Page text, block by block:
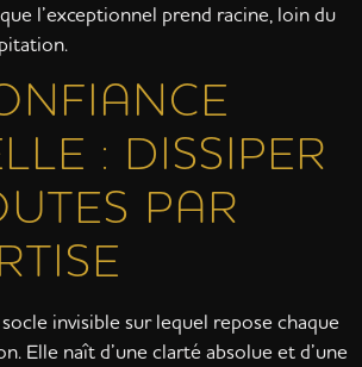
l’exceptionnel prend racine, loin du
: DISSIPER
PAR
invisible sur lequel repose chaque
Elle naît d’une clarté absolue et d’une